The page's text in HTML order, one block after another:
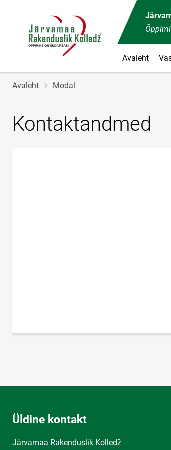
Avaleht
Jälglink
Avaleht Modal
Kontaktandmed
Üldine kontakt
Järvamaa Rakenduslik Kolledž